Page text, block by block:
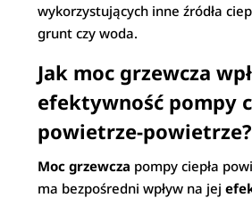
wykorzystujących inne źródła
grunt czy woda.
Jak moc grzewcza
efektywność pompy
powietrze-powietrze?
Moc grzewcza pompy ciepła
ma bezpośredni wpływ na jej